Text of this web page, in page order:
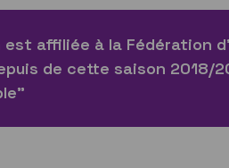
affiliée à la Fédération
de cette saison 2018/